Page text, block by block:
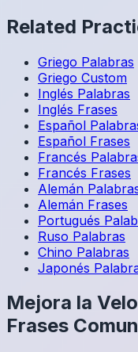
Related
Griego Palabras
Griego Custom
Inglés Palabras
Inglés Frases
Español
Español Frases
Francés
Francés Frases
Alemán
Alemán Frases
Portugués
Ruso Palabras
Chino Palabras
Japonés
Mejora la
Frases